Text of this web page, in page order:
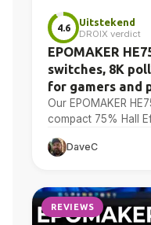
4.6
Uitstekend
DROIX verdict
EPOMAKER
switches, 8K
for gamers and
Our EPOMAKER
compact 75% Hall
adjustable
software, battery
DaveC
REVIEWS